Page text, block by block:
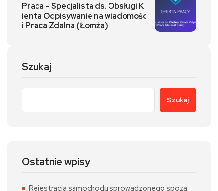
Praca – Specjalista ds. Obsługi Kl
ienta Odpisywanie na wiadomośc
i Praca Zdalna (Łomża)
Szukaj
Szukaj
Ostatnie wpisy
Rejestracja samochodu sprowadzonego spoza